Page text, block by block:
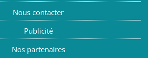
Nous contacter
Publicité
Nos partenaires